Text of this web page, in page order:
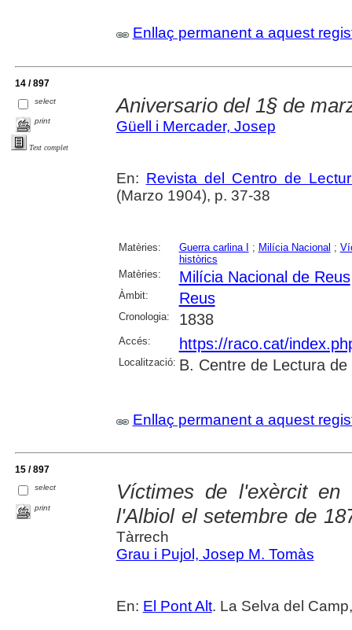
Enllaç permanent a aquest
14 / 897
select
print
Text complet
Aniversario del 1§ de
Güell i Mercader, Josep
En: Revista del Centro de
(Marzo 1904), p. 37-38
Matèries: Guerra carlina I ; Milícia Nacional ;
històrics
Matèries:
Milícia Nacional de Reus
Àmbit: Reus
Cronologia: 1838
Accés: https://raco.cat/
Localització: B. Centre de Lectura de
Enllaç permanent a aquest
15 / 897
select
print
Víctimes de l'exèrcit
l'Albiol el setembre de
Tàrrech
Grau i Pujol, Josep M. Tomàs
En: El Pont Alt. La Selva del